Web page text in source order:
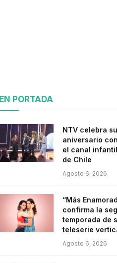
EN PORTADA
NTV celebra
aniversario
el canal
de Chile
Agosto 6, 2026
“Más
confirma la
temporada de
teleserie
Agosto 6, 2026